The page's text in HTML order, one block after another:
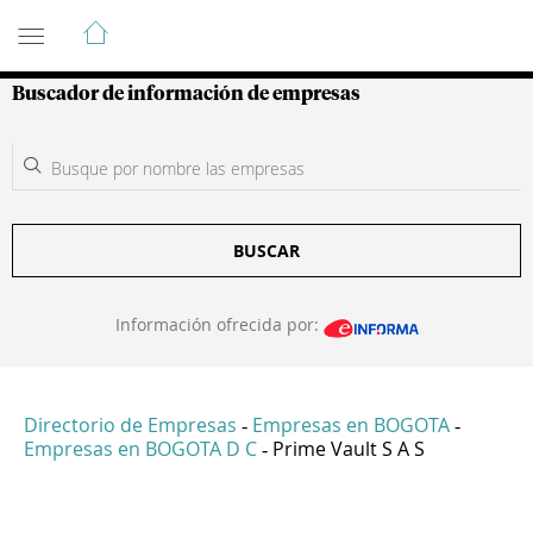
Guía de Empresas Colombianas
Buscador de información de empresas
BUSCAR
Información ofrecida por:
Directorio de Empresas - Empresas en BOGOTA -
Empresas en BOGOTA D C - Prime Vault S A S